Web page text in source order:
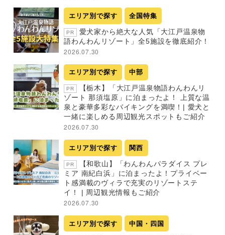
エリア別で探す 全国特集
PR
愛犬家から絶大な人気「大江戸温泉物
語わんわんリゾート」全5施設を徹底紹介！
2026.07.30
エリア別で探す 中部
PR
【栃木】「大江戸温泉物語わんわんリ
ゾート 那須塩原」に泊まったよ！ 上質な温
泉と豪華多彩なバイキングを満喫！| 愛犬と
一緒に楽しめる周辺観光スポットもご紹介
2026.07.30
エリア別で探す 関西
PR
【和歌山】「わんわんパラダイス プレ
ミア 南紀白浜」に泊まったよ！プライベー
ト感満載のヴィラで充実のリゾートステ
イ！ | 周辺観光情報もご紹介
2026.07.30
エリア別で探す 中国・四国